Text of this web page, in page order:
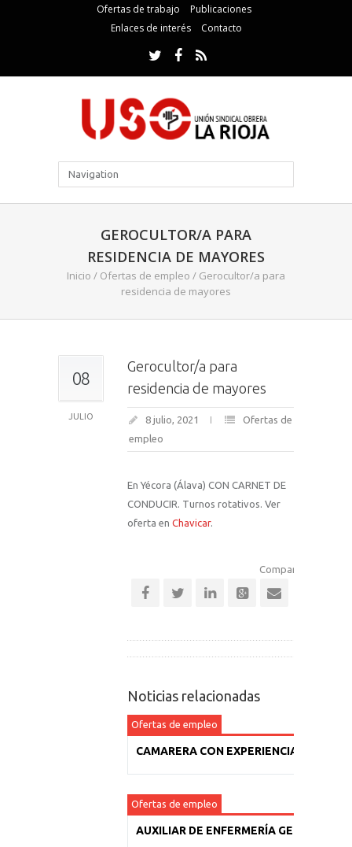
Ofertas de trabajo
Publicaciones
Enlaces de interés
Contacto
GEROCULTOR/A PARA
RESIDENCIA DE MAYORES
Inicio / Ofertas de empleo / Gerocultor/a para
residencia de mayores
08
JULIO
Gerocultor/a para
residencia de mayores
8 julio, 2021
Ofertas de
empleo
En Yécora (Álava) CON CARNET DE
CONDUCIR. Turnos rotativos. Ver
oferta en Chavicar.
Comparte esta
Noticias relacionadas
Ofertas de empleo
CAMARERA CON EXPERIENCIA
Ofertas de empleo
AUXILIAR DE ENFERMERÍA GERIÁTRICA